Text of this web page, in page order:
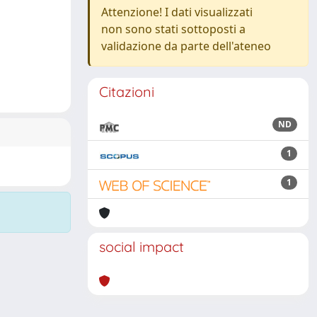
Attenzione! I dati visualizzati
non sono stati sottoposti a
validazione da parte dell'ateneo
Citazioni
ND
1
1
social impact